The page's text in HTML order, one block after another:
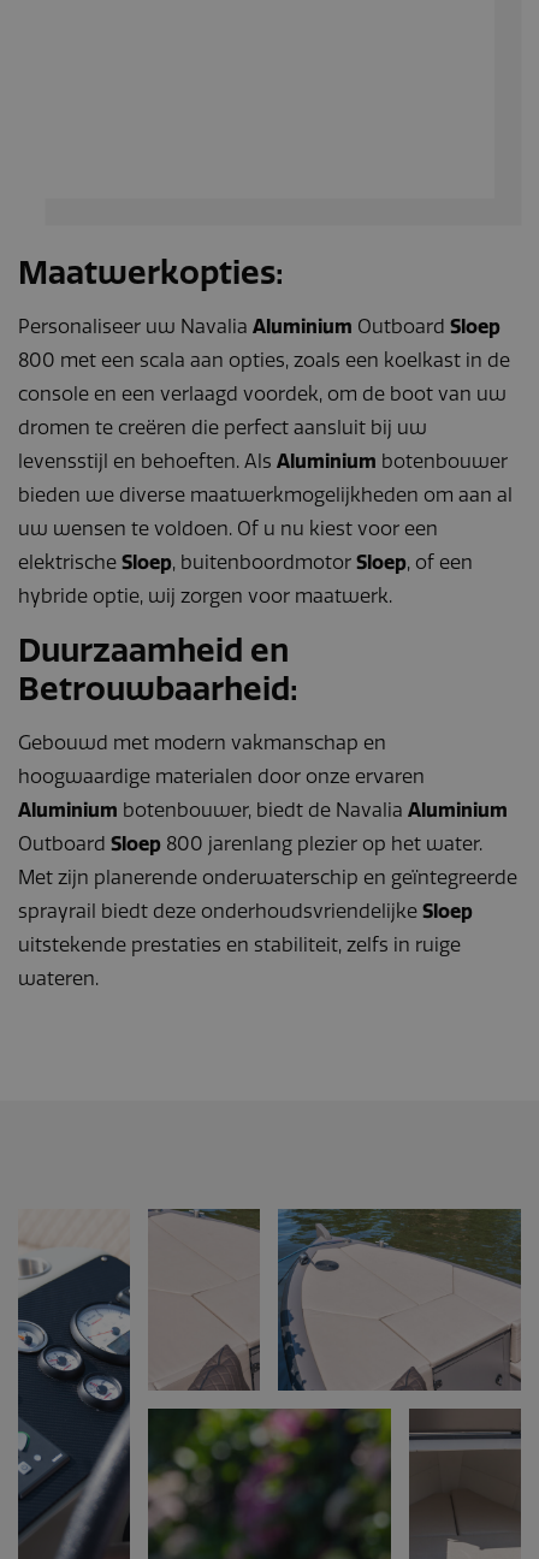
Maatwerkopties:
Personaliseer uw Navalia Aluminium Outboard Sloep
800 met een scala aan opties, zoals een koelkast in de
console en een verlaagd voordek, om de boot van uw
dromen te creëren die perfect aansluit bij uw
levensstijl en behoeften. Als Aluminium botenbouwer
bieden we diverse maatwerkmogelijkheden om aan al
uw wensen te voldoen. Of u nu kiest voor een
elektrische Sloep, buitenboordmotor Sloep, of een
hybride optie, wij zorgen voor maatwerk.
Duurzaamheid en
Betrouwbaarheid:
Gebouwd met modern vakmanschap en
hoogwaardige materialen door onze ervaren
Aluminium botenbouwer, biedt de Navalia Aluminium
Outboard Sloep 800 jarenlang plezier op het water.
Met zijn planerende onderwaterschip en geïntegreerde
sprayrail biedt deze onderhoudsvriendelijke Sloep
uitstekende prestaties en stabiliteit, zelfs in ruige
wateren.